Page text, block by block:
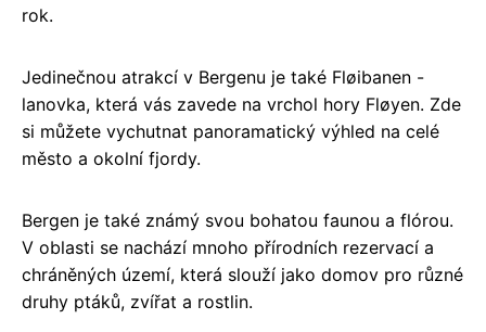
rok.
Jedinečnou atrakcí v Bergenu je také Fløibanen -
lanovka, která vás zavede na vrchol hory Fløyen. Zde
si můžete vychutnat panoramatický výhled na celé
město a okolní fjordy.
Bergen je také známý svou bohatou faunou a flórou.
V oblasti se nachází mnoho přírodních rezervací a
chráněných území, která slouží jako domov pro různé
druhy ptáků, zvířat a rostlin.